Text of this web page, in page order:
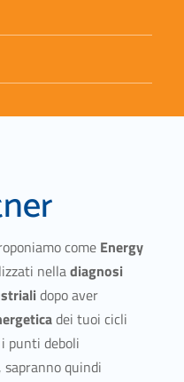
come Energy
nelladiagnosi
dopo aver
dei tuoi cicli
punti deboli
quindi